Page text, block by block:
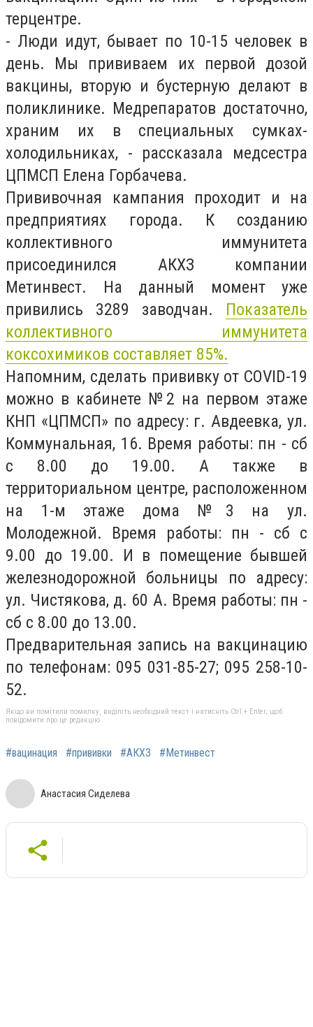
терцентре.
- Люди идут, бывает по 10-15 человек в
день. Мы прививаем их первой дозой
вакцины, вторую и бустерную делают в
поликлинике. Медрепаратов достаточно,
храним их в специальных сумках-
холодильниках, - рассказала медсестра
ЦПМСП Елена Горбачева.
Прививочная кампания проходит и на
предприятиях города. К созданию
коллективного иммунитета
присоединился АКХЗ компании
Метинвест. На данный момент уже
привились 3289 заводчан. Показатель
коллективного иммунитета
коксохимиков составляет 85%.
Напомним, сделать прививку от COVID-19
можно в кабинете №2 на первом этаже
КНП «ЦПМСП» по адресу: г. Авдеевка, ул.
Коммунальная, 16. Время работы: пн - сб
с 8.00 до 19.00. А также в
территориальном центре, расположенном
на 1-м этаже дома №3 на ул.
Молодежной. Время работы: пн - сб с
9.00 до 19.00. И в помещение бывшей
железнодорожной больницы по адресу:
ул. Чистякова, д. 60 А. Время работы: пн -
сб с 8.00 до 13.00.
Предварительная запись на вакцинацию
по телефонам: 095 031-85-27; 095 258-10-
52.
Якщо ви помітили помилку, виділіть необхідний текст і натисніть Ctrl + Enter, щоб
повідомити про це редакцію
#вацинация #прививки #АКХЗ #Метинвест
Анастасия Сиделева